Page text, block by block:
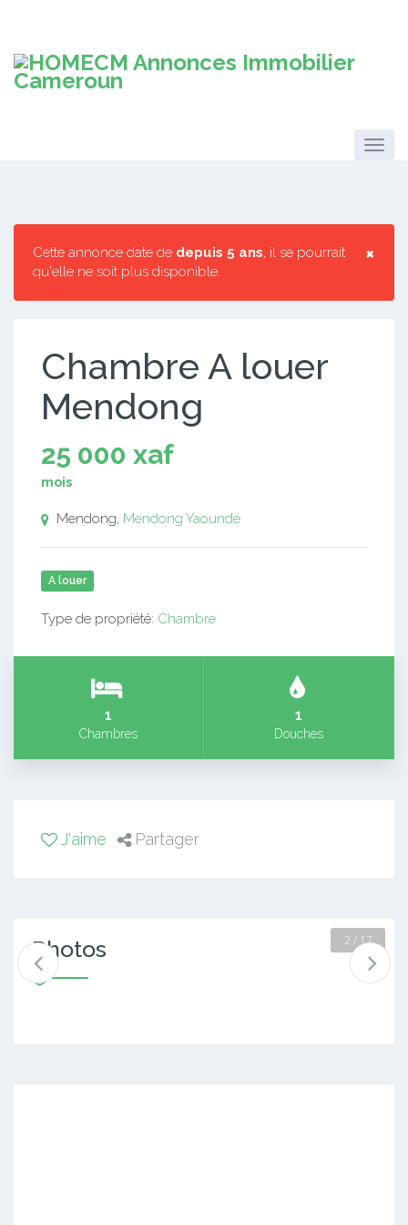
×
Cette annonce date de depuis 5 ans, il se pourrait
qu'elle ne soit plus disponible.
Chambre A louer
Mendong
25 000 xaf
mois
Mendong, Mendong Yaoundé
A louer
Type de propriété: Chambre
1
Chambres
1
Douches
J'aime Partager
Photos 2 / 17